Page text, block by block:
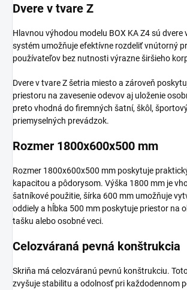
Dvere v tvare Z
Hlavnou výhodou modelu BOX KA Z4 sú dvere
systém umožňuje efektívne rozdeliť vnútorný
používateľov bez nutnosti výrazne širšieho
Dvere v tvare Z šetria miesto a zároveň
priestoru na zavesenie odevov aj uloženie
preto vhodná do firemných šatní, škôl,
priemyselných prevádzok.
Rozmer 1800x600x500 mm
Rozmer 1800x600x500 mm poskytuje
kapacitou a pôdorysom. Výška 1800 mm je
šatníkové použitie, šírka 600 mm umožňuje
oddiely a hĺbka 500 mm poskytuje priestor na
tašku alebo osobné veci.
Celozváraná pevná konštrukcia
Skriňa má celozváranú pevnú konštrukciu.
zvyšuje stabilitu a odolnosť pri každodennom